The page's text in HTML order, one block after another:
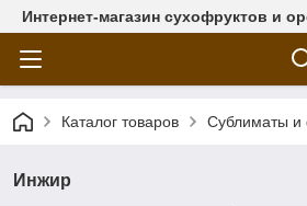
Интернет-магазин сухофруктов и
Каталог товаров Сублиматы
Инжир